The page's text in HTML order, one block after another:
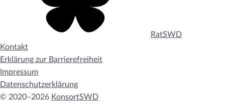
RatSWD
Kontakt
Erklärung zur Barrierefreiheit
Impressum
Datenschutzerklärung
© 2020–2026 KonsortSWD